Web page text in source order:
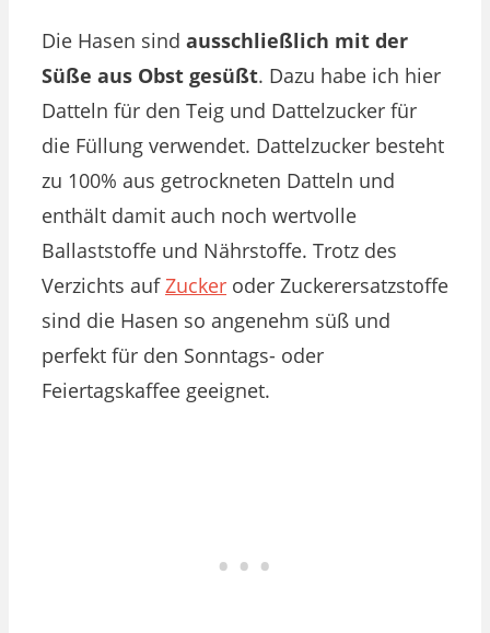
Die Hasen sind ausschließlich mit der
Süße aus Obst gesüßt. Dazu habe ich hier
Datteln für den Teig und Dattelzucker für
die Füllung verwendet. Dattelzucker besteht
zu 100% aus getrockneten Datteln und
enthält damit auch noch wertvolle
Ballaststoffe und Nährstoffe. Trotz des
Verzichts auf Zucker oder Zuckerersatzstoffe
sind die Hasen so angenehm süß und
perfekt für den Sonntags- oder
Feiertagskaffee geeignet.